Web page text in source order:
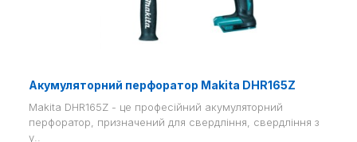
Акумуляторний перфоратор Makita DHR165Z
Makita DHR165Z - це професійний акумуляторний
перфоратор, призначений для свердління, свердління з
у..